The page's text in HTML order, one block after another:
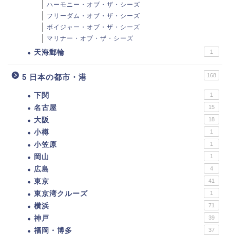
ハーモニー・オブ・ザ・シーズ
フリーダム・オブ・ザ・シーズ
ボイジャー・オブ・ザ・シーズ
マリナー・オブ・ザ・シーズ
天海郵輪 1
5 日本の都市・港 168
下関 1
名古屋 15
大阪 18
小樽 1
小笠原 1
岡山 1
広島 4
東京 41
東京湾クルーズ 1
横浜 71
神戸 39
福岡・博多 37